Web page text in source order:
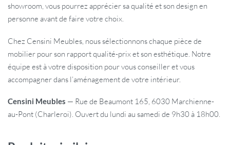
showroom, vous pourrez apprécier sa qualité et son design en
personne avant de faire votre choix.
Chez Censini Meubles, nous sélectionnons chaque pièce de
mobilier pour son rapport qualité-prix et son esthétique. Notre
équipe est à votre disposition pour vous conseiller et vous
accompagner dans l’aménagement de votre intérieur.
Censini Meubles — Rue de Beaumont 165, 6030 Marchienne-
au-Pont (Charleroi). Ouvert du lundi au samedi de 9h30 à 18h00.